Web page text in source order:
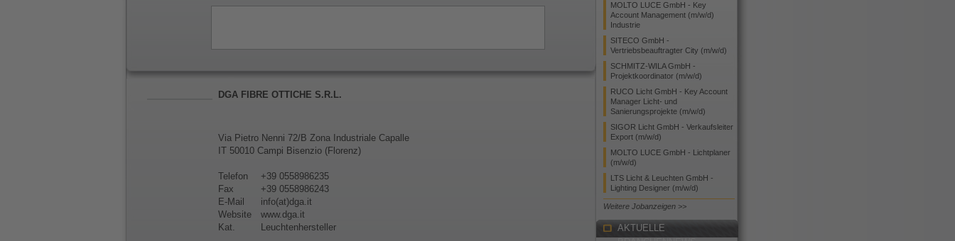
DGA FIBRE OTTICHE S.R.L.
Via Pietro Nenni 72/B Zona Industriale Capalle
IT 50010 Campi Bisenzio (Florenz)
Telefon
+39 0558986235
Fax
+39 0558986243
E-Mail
info(at)dga.it
Website
www.dga.it
Kat.
Leuchtenhersteller
MOLTO LUCE GmbH - Key
Account Management (m/w/d)
Industrie
SITECO GmbH -
Vertriebsbeauftragter City (m/w/d)
SCHMITZ-WILA GmbH -
Projektkoordinator (m/w/d)
RUCO Licht GmbH - Key Account
Manager Licht- und
Sanierungsprojekte (m/w/d)
SIGOR Licht GmbH - Verkaufsleiter
Export (m/w/d)
MOLTO LUCE GmbH - Lichtplaner
(m/w/d)
LTS Licht & Leuchten GmbH -
Lighting Designer (m/w/d)
Weitere Jobanzeigen >>
AKTUELLE